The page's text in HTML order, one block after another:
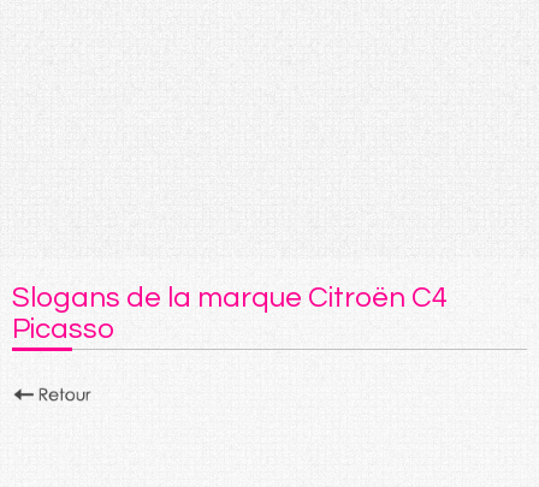
Slogans de la marque Citroën C4
Picasso